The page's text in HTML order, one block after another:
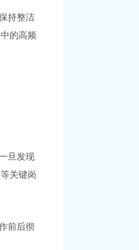
持整洁
的高频
旦发现
关键岗
前后彻